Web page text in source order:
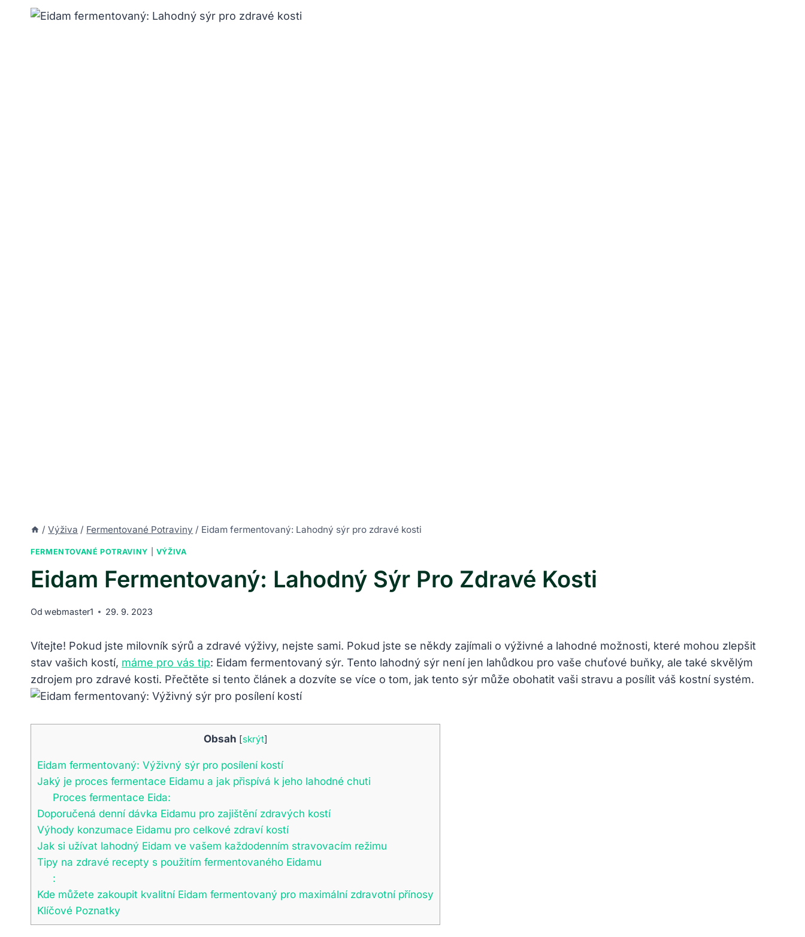
/ Výživa / Fermentované Potraviny / Eidam fermentovaný: Lahodný sýr pro zdravé kosti
FERMENTOVANÉ POTRAVINY VÝŽIVA
Eidam Fermentovaný: Lahodný Sýr Pro Zdravé Kosti
Od webmaster1 29. 9. 2023
Vítejte! Pokud jste milovník sýrů a ⁢zdravé výživy, nejste sami. Pokud jste ⁢se někdy zajímali o ⁣výživné a lahodné možnosti, které mohou zlepšit
stav⁣ vašich ‍kostí, máme pro vás tip: Eidam fermentovaný⁤ sýr. Tento lahodný sýr není ⁢jen lahůdkou pro vaše chuťové buňky, ale také skvělým
zdrojem pro zdravé kosti. Přečtěte si tento článek a dozvíte se více o tom, ‌jak tento sýr může obohatit vaši stravu a posílit váš kostní systém.
Obsah [skrýt]
Eidam fermentovaný: Výživný sýr pro posílení kostí
Jaký je proces fermentace Eidamu a jak přispívá ⁢k jeho lahodné ‍chuti
Proces fermentace Eida:
Doporučená denní dávka Eidamu ⁣pro zajištění zdravých⁢ kostí
Výhody konzumace Eidamu pro celkové⁢ zdraví kostí
Jak ⁤si užívat lahodný Eidam ve vašem každodenním stravovacím režimu
Tipy na⁣ zdravé recepty s použitím fermentovaného Eidamu
:
Kde ⁣můžete ‌zakoupit kvalitní Eidam⁣ fermentovaný pro maximální zdravotní přínosy
Klíčové Poznatky